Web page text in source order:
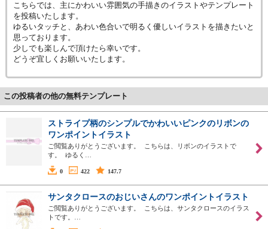
こちらでは、主にかわいい雰囲気の手描きのイラストやテンプレート
を投稿いたします。
ゆるいタッチと、あわい色合いで明るく優しいイラストを描きたいと
思っております。
少しでも楽しんで頂けたら幸いです。
どうぞ宜しくお願いいたします。
この投稿者の他の無料テンプレート
ストライプ柄のシンプルでかわいいピンクのリボンの
ワンポイントイラスト
ご閲覧ありがとうございます。 こちらは、リボンのイラストで
す。 ゆるく…
0 422 147.7
サンタクロースのおじいさんのワンポイントイラスト
ご閲覧ありがとうございます。 こちらは、サンタクロースのイラス
トです。…